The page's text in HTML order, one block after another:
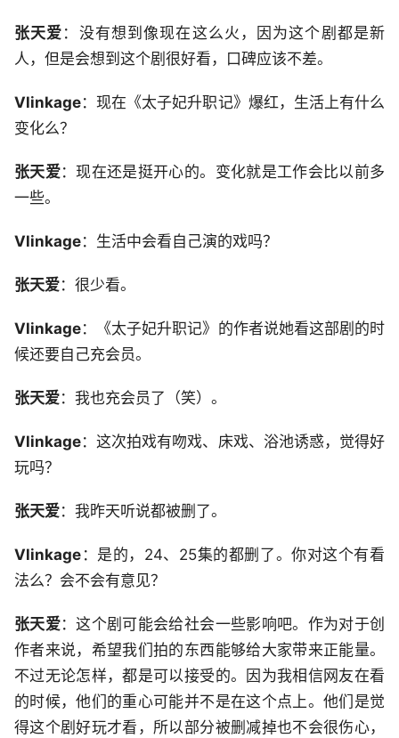
张天爱 ：没有想到像现在这么火，因为这个剧都是新
人，但是会想到这个剧很好看，口碑应该不差。
Vlinkage：现在《太子妃升职记》爆红，生活上有什么
变化么？
张天爱：现在还是挺开心的。变化就是工作会比以前多
一些。
Vlinkage：生活中会看自己演的戏吗？
张天爱：很少看。
Vlinkage：《太子妃升职记》的作者说她看这部剧的时
候还要自己充会员。
张天爱：我也充会员了（笑）。
Vlinkage：这次拍戏有吻戏、床戏、浴池诱惑，觉得好
玩吗？
张天爱：我昨天听说都被删了。
Vlinkage ：是的，24、25集的都删了。你对这个有看
法么？会不会有意见？
张天爱：这个剧可能会给社会一些影响吧。作为对于创
作者来说，希望我们拍的东西能够给大家带来正能量。
不过无论怎样，都是可以接受的。因为我相信网友在看
的时候，他们的重心可能并不是在这个点上。他们是觉
得这个剧好玩才看，所以部分被删减掉也不会很伤心，